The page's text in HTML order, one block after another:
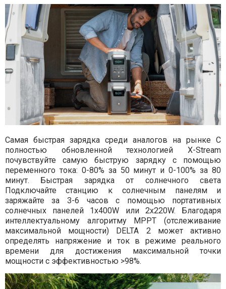
Самая быстрая зарядка среди аналогов на рынке С
полностью обновленной технологией X-Stream
почувствуйте самую быструю зарядку с помощью
переменного тока: 0-80% за 50 минут и 0-100% за 80
минут. Быстрая зарядка от солнечного света
Подключайте станцию к солнечным панелям и
заряжайте за 3-6 часов с помощью портативных
солнечных панелей 1x400W или 2x220W. Благодаря
интеллектуальному алгоритму MPPT (отслеживание
максимальной мощности) DELTA 2 может активно
определять напряжение и ток в режиме реального
времени для достижения максимальной точки
мощности с эффективностью >98%.